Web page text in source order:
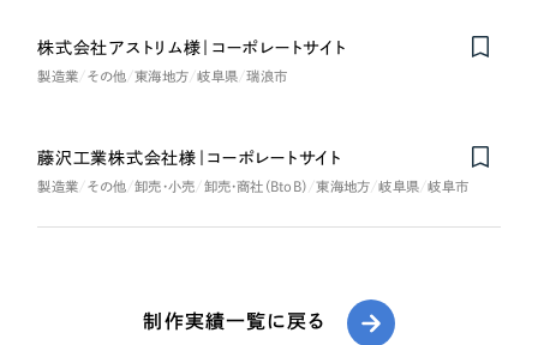
株式会社アストリム様｜コーポレートサイト
製造業 その他 東海地方 岐阜県 瑞浪市
藤沢工業株式会社様｜コーポレートサイト
製造業 その他 卸売・小売 卸売・商社（BtoB） 東海地方 岐阜県 岐阜市
制作実績一覧に戻る